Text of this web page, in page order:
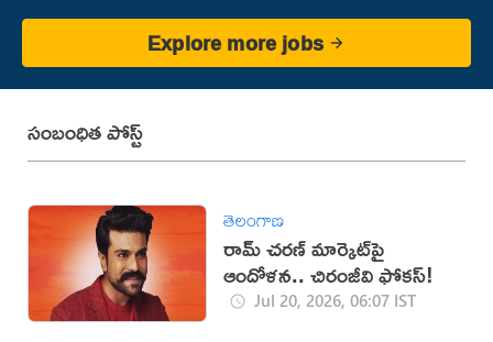
Explore more jobs
సంబంధిత పోస్ట్
తెలంగాణ
రామ్ చరణ్ మార్కెట్‌పై
ఆందోళన.. చిరంజీవి ఫోకస్!
Jul 20, 2026, 06:07 IST